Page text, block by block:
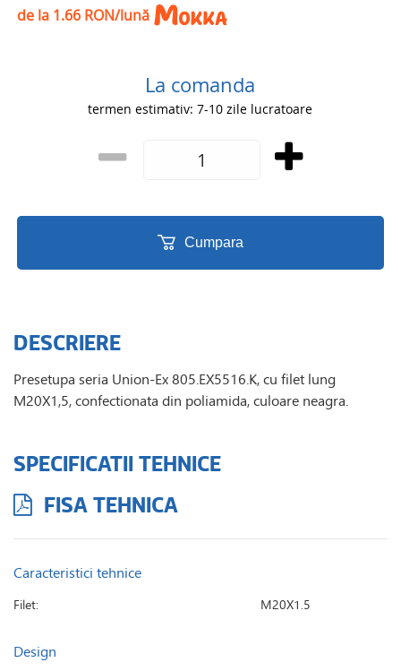
de la 1.66 RON/lună
La comanda
termen estimativ: 7-10 zile lucratoare
Cumpara
DESCRIERE
Presetupa seria Union-Ex 805.EX5516.K, cu filet lung
M20X1,5, confectionata din poliamida, culoare neagra.
SPECIFICATII TEHNICE
FISA TEHNICA
Caracteristici tehnice
Filet: M20X1.5
Design